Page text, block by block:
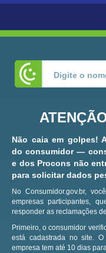
Não caia em golpes!
do consumidor —
e dos Procons não
para solicitar dados
No Consumidor.gov.br,
empresas participantes,
responder as reclamações
Primeiro, o consumidor
está cadastrada no site.O
empresa tem até 10 dias